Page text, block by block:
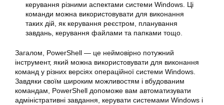
керування різними аспектами системи Windows. Ці
команди можна використовувати для виконання
таких дій, як керування реєстром, планування
завдань, керування файлами та папками тощо.
Загалом, PowerShell — це неймовірно потужний
інструмент, який можна використовувати для виконання
команд у різних версіях операційної системи Windows.
Завдяки своїм широким можливостям і вбудованим
командам, PowerShell допоможе вам автоматизувати
адміністративні завдання, керувати системами Windows і